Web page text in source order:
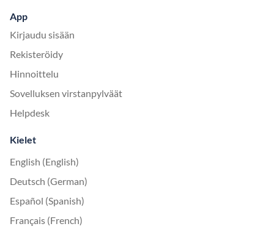
App
Kirjaudu sisään
Rekisteröidy
Hinnoittelu
Sovelluksen virstanpylväät
Helpdesk
Kielet
English (English)
Deutsch (German)
Español (Spanish)
Français (French)